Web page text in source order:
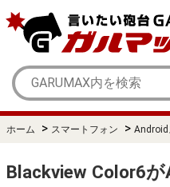
ホーム > スマートフォン > Android
Blackview Color6が